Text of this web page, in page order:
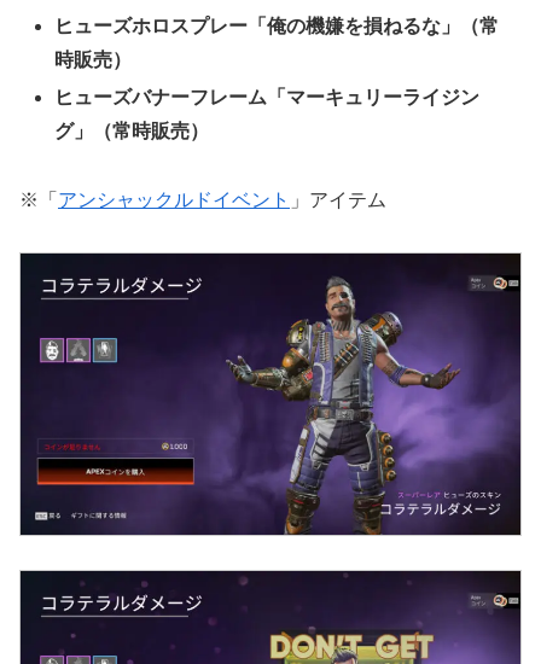
ヒューズホロスプレー「俺の機嫌を損ねるな」（常
時販売）
ヒューズバナーフレーム「マーキュリーライジン
グ」（常時販売）
※「 アンシャックルドイベント 」アイテム